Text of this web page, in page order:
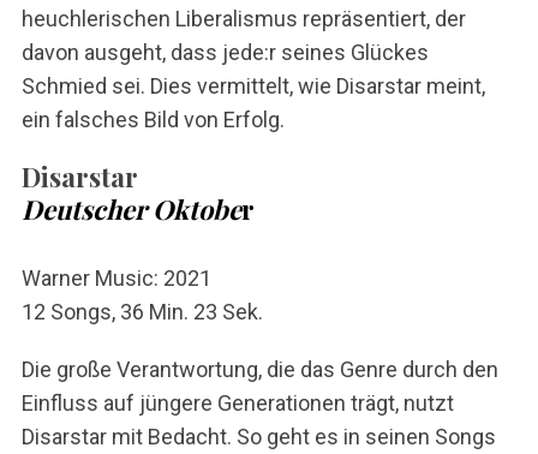
heuchlerischen Liberalismus repräsentiert, der
davon ausgeht, dass jede:r seines Glückes
Schmied sei. Dies vermittelt, wie Disarstar meint,
ein falsches Bild von Erfolg.
Disarstar
Deutscher Oktober
Warner Music: 2021
12 Songs, 36 Min. 23 Sek.
Die große Verantwortung, die das Genre durch den
Einfluss auf jüngere Generationen trägt, nutzt
Disarstar mit Bedacht. So geht es in seinen Songs